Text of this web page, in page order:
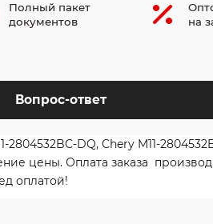
Полный пакет
документов
на
Вопрос-ответ
DQ, Chery M11-
цены. Оплата заказа
оплатой!